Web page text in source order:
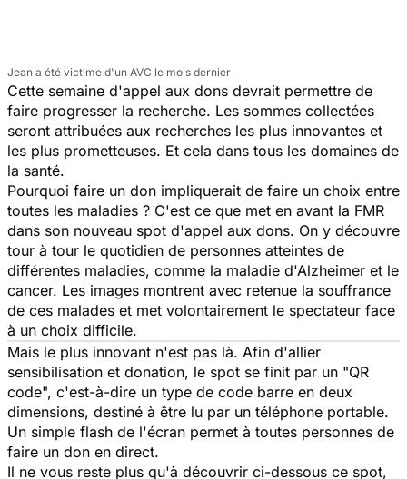
Jean a été victime d'un AVC le mois dernier
Cette semaine d'appel aux dons devrait permettre de
faire progresser la recherche. Les sommes collectées
seront attribuées aux recherches les plus innovantes et
les plus prometteuses. Et cela dans tous les domaines de
la santé.
Pourquoi faire un don impliquerait de faire un choix entre
toutes les maladies ? C'est ce que met en avant la FMR
dans son nouveau spot d'appel aux dons. On y découvre
tour à tour le quotidien de personnes atteintes de
différentes maladies, comme la maladie d'Alzheimer et le
cancer. Les images montrent avec retenue la souffrance
de ces malades et met volontairement le spectateur face
à un choix difficile.
Mais le plus innovant n'est pas là. Afin d'allier
sensibilisation et donation, le spot se finit par un "QR
code", c'est-à-dire un type de code barre en deux
dimensions, destiné à être lu par un téléphone portable.
Un simple flash de l'écran permet à toutes personnes de
faire un don en direct.
Il ne vous reste plus qu'à découvrir ci-dessous ce spot,